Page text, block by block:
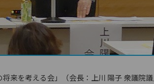
来を考える会」（会長：上川 陽子 衆議院